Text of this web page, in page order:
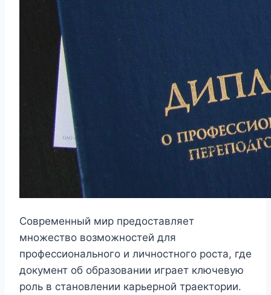
Современный мир предоставляет
множество возможностей для
профессионального и личностного роста, где
документ об образовании играет ключевую
роль в становлении карьерной траектории.